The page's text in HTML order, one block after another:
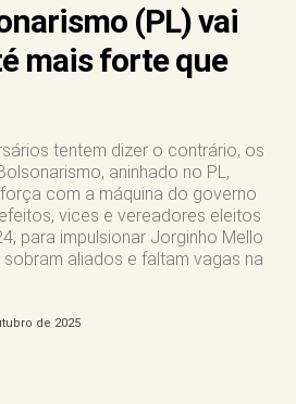
(PL) vai
mais forte que
tentem dizer o contrário, os
aninhado no PL,
com a máquina do governo
vices e vereadores eleitos
para impulsionar Jorginho Mello
aliados e faltam vagas na
de 2025